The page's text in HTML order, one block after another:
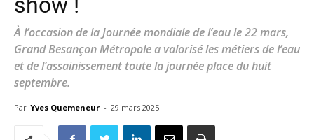
À l’occasion de la Journée mondiale de l’eau le 22 mars,
Grand Besançon Métropole a valorisé les métiers de l’eau
et de l’assainissement toute la journée place du huit
septembre.
Par Yves Quemeneur - 29 mars 2025